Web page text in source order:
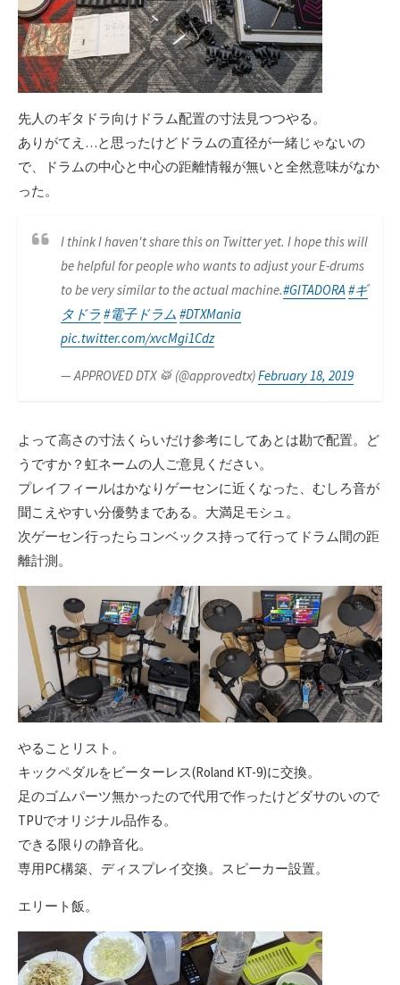
先人のギタドラ向けドラム配置の寸法見つつやる。
ありがてえ…と思ったけどドラムの直径が一緒じゃないの
で、ドラムの中心と中心の距離情報が無いと全然意味がなか
った。
I think I haven't share this on Twitter yet. I hope this will
be helpful for people who wants to adjust your E-drums
to be very similar to the actual machine.#GITADORA #ギ
タドラ #電子ドラム #DTXMania
pic.twitter.com/xvcMgi1Cdz
— APPROVED DTX 🥁 (@approvedtx)February 18, 2019
よって高さの寸法くらいだけ参考にしてあとは勘で配置。ど
うですか？虹ネームの人ご意見ください。
プレイフィールはかなりゲーセンに近くなった、むしろ音が
聞こえやすい分優勢まである。大満足モシュ。
次ゲーセン行ったらコンベックス持って行ってドラム間の距
離計測。
やることリスト。
キックペダルをビーターレス(Roland KT-9)に交換。
足のゴムパーツ無かったので代用で作ったけどダサのいので
TPUでオリジナル品作る。
できる限りの静音化。
専用PC構築、ディスプレイ交換。スピーカー設置。
エリート飯。